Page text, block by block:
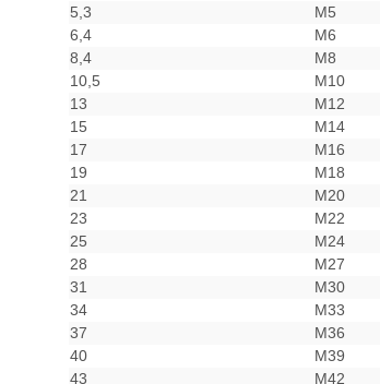
5,3
M5
6,4
M6
8,4
M8
10,5
M10
13
M12
15
M14
17
M16
19
M18
21
M20
23
M22
25
M24
28
M27
31
M30
34
M33
37
M36
40
M39
43
M42